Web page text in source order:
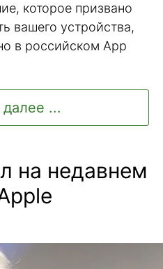
которое призвано
вашего устройства,
в российском App
далее ...
на недавнем